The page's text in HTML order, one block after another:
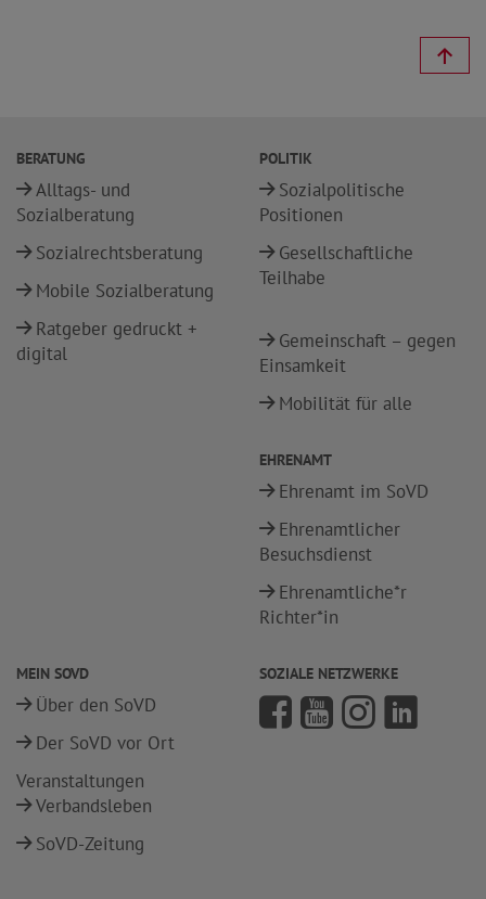
BERATUNG
Alltags- und
Sozialberatung
Sozialrechtsberatung
Mobile Sozialberatung
Ratgeber gedruckt +
digital
POLITIK
Sozialpolitische
Positionen
Gesellschaftliche
Teilhabe
Gemeinschaft – gegen
Einsamkeit
Mobilität für alle
EHRENAMT
Ehrenamt im SoVD
Ehrenamtlicher
Besuchsdienst
Ehrenamtliche*r
Richter*in
MEIN SOVD
Über den SoVD
Der SoVD vor Ort
Veranstaltungen
Verbandsleben
SoVD-Zeitung
SOZIALE NETZWERKE